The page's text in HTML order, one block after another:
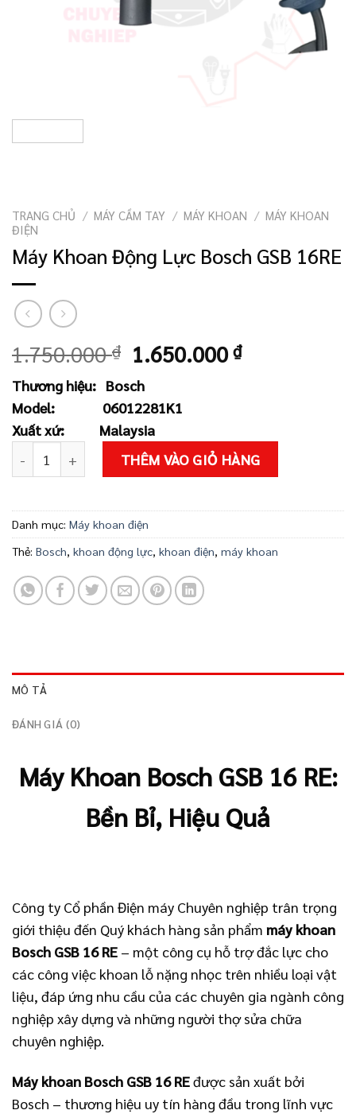
TRANG CHỦ / MÁY CẦM TAY / MÁY KHOAN / MÁY KHOAN
ĐIỆN
Máy Khoan Động Lực Bosch GSB 16RE
1.750.000₫ Giá
gốc
là:
1.750.000 ₫.
1.650.000₫Giá
1.650.000
Thương hiệu: Bosch
Model: 06012281K1
Xuất xứ: Malaysia
Máy Khoan Động Lực Bosch GSB 16RE số lượng
THÊM VÀO GIỎ HÀNG
Danh mục: Máy khoan điện
Thẻ: Bosch, khoan động lực, khoan điện, máy khoan
MÔ TẢ
ĐÁNH GIÁ (0)
Máy Khoan Bosch GSB 16 RE:
Bền Bỉ, Hiệu Quả
Công ty Cổ phần Điện máy Chuyên nghiệp trân trọng
giới thiệu đến Quý khách hàng sản phẩm máy khoan
Bosch GSB 16 RE – một công cụ hỗ trợ đắc lực cho
các công việc khoan lỗ nặng nhọc trên nhiều loại vật
liệu, đáp ứng nhu cầu của các chuyên gia ngành công
nghiệp xây dựng và những người thợ sửa chữa
chuyên nghiệp.
Máy khoan Bosch GSB 16 REđược sản xuất bởi
Bosch – thương hiệu uy tín hàng đầu trong lĩnh vực